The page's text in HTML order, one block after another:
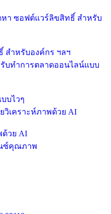
สำหรับองค์กร ฯลฯ
บไวๆ
ด้วย AI